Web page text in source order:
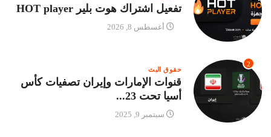
تفعيل اشتراك هوت بلير HOT player
أغسطس 8, 2026
2
حقوق البث
قنوات الإمارات وإيران تصفيات كأس
أسيا تحت 23...
سبتمبر 9, 2025